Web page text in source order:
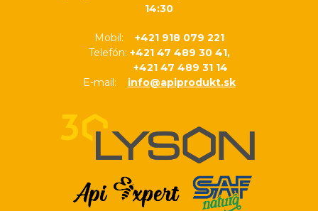
14:30
Mobil: +421 918 079 221
Telefón: +421 47 489 30 41,
+421 47 489 31 14
E-mail: info@apiprodukt.sk